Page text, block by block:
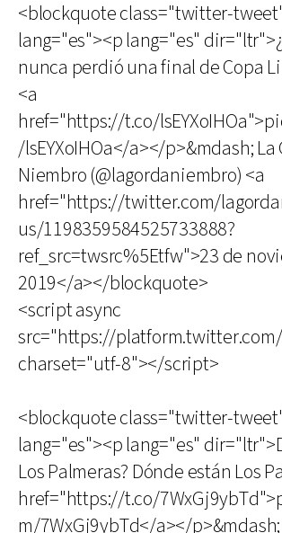
<blockquote class="twitter-
lang="es"><p lang="es"
nunca perdió una final de Copa
<a
href="https://t.co/
/lsEYXoIHOa</a></p>&mdash; La
Niembro (@lagordaniembro) <a
href="https://twitter.com/
us/1198359584525733888?
ref_src=twsrc%5Etfw">23 de
2019</a></blockquote>
<script async
src="https://
charset="utf-8"></script>
<blockquote class="twitter-
lang="es"><p lang="es"
Los Palmeras? Dónde están Los
href="https://t.co/
m/7WxGj9ybTd</a></